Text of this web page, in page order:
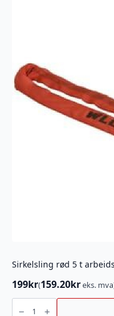
Sirkelsling rød 5 t
199kr(159.20kreks.
Sirkelsling